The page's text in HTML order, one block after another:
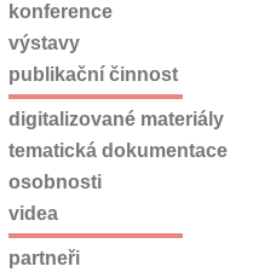
konference
výstavy
publikační činnost
digitalizované materiály
tematická dokumentace
osobnosti
videa
partneři